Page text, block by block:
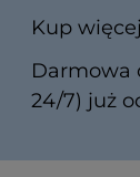
Kup
Darmowa
24/7) już